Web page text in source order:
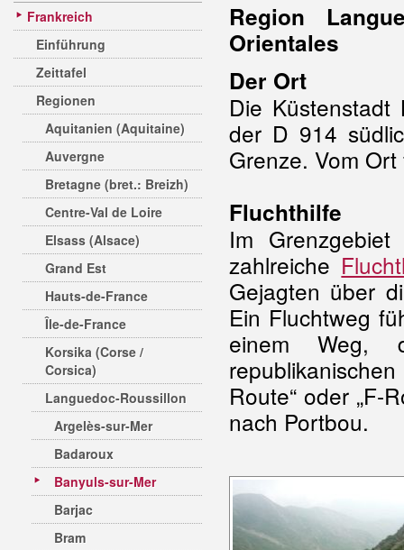
Frankreich
Einführung
Zeittafel
Regionen
Aquitanien (Aquitaine)
Auvergne
Bretagne (bret.: Breizh)
Centre-Val de Loire
Elsass (Alsace)
Grand Est
Hauts-de-France
Île-de-France
Korsika (Corse /
Corsica)
Languedoc-Roussillon
Argelès-sur-Mer
Badaroux
Banyuls-sur-Mer
Barjac
Bram
Region
Orientales
Der Ort
Die
der D 914
Grenze. Vom
Fluchthilfe
Im
zahlreiche
Gejagten über
Ein Fluchtweg
einem Weg,
Route“ oder „F-
nach Portbou.